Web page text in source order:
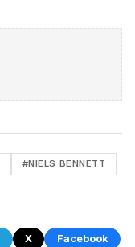
#NIELS BENNETT
X
Facebook